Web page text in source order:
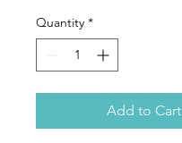
Quantity *
Add to Cart